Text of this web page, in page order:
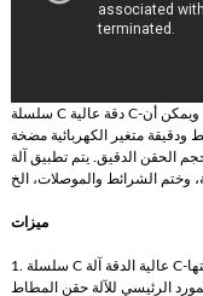
سلسلة C دقة عالية C-إطار آلة حقن المطاط تسهل العملية في 3 الجانبين. ويمكن أن
متغير الكهربائية مضخة
الحقن الدقيق. يتم تطبيق آلة
الشرائط والموصلات، الخ
ميزات
1. سلسلة C عالية الدقة آلة C-إطار حقن المطاط ويشترك التي وضعتها LANTYTK وREP